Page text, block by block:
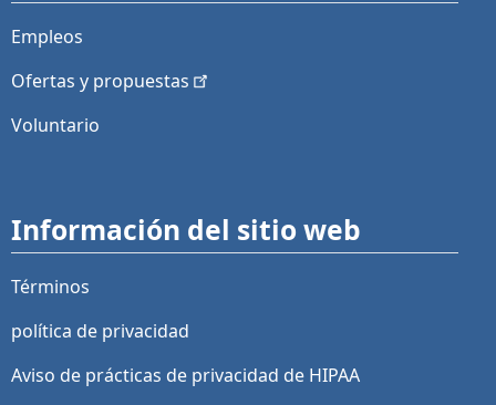
Empleos
Ofertas y propuestas
Voluntario
Información del sitio web
Términos
política de privacidad
Aviso de prácticas de privacidad de HIPAA